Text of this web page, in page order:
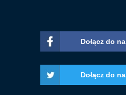
Dołącz do
Dołącz do